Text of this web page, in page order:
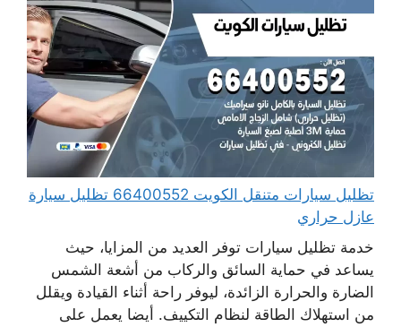
تظليل سيارات متنقل الكويت 66400552 تظليل سيارة
عازل حراري
خدمة تظليل سيارات توفر العديد من المزايا، حيث
يساعد في حماية السائق والركاب من أشعة الشمس
الضارة والحرارة الزائدة، ليوفر راحة أثناء القيادة ويقلل
من استهلاك الطاقة لنظام التكييف. أيضا يعمل على